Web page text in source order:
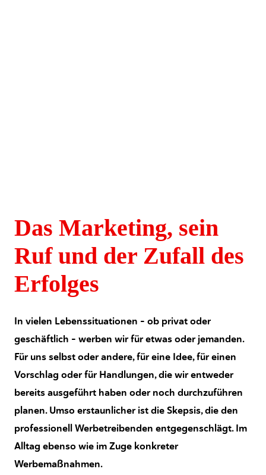
Das Marketing, sein
Ruf und der Zufall des
Erfolges
In vielen Lebenssituationen – ob privat oder
geschäftlich – werben wir für etwas oder jemanden.
Für uns selbst oder andere, für eine Idee, für einen
Vorschlag oder für Handlungen, die wir entweder
bereits ausgeführt haben oder noch durchzuführen
planen. Umso erstaunlicher ist die Skepsis, die den
professionell Werbetreibenden entgegenschlägt. Im
Alltag ebenso wie im Zuge konkreter
Werbemaßnahmen.